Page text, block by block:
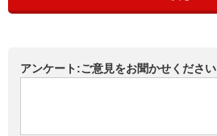
アンケート:ご意見をお聞かせください